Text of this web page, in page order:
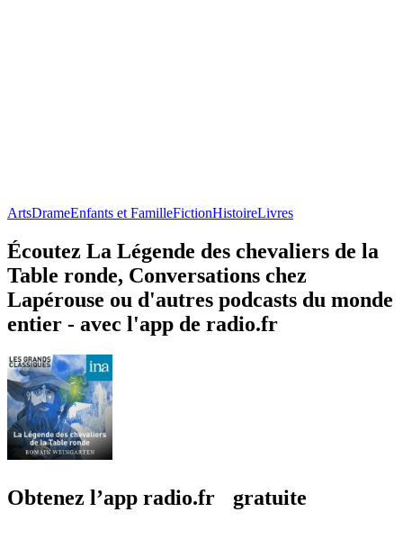
ArtsDrameEnfants et FamilleFictionHistoireLivres
Écoutez La Légende des chevaliers de la
Table ronde, Conversations chez
Lapérouse ou d'autres podcasts du monde
entier - avec l'app de radio.fr
Obtenez l’app radio.fr gratuite